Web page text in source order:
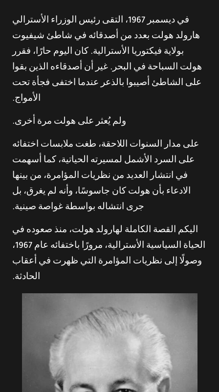
في ديسمبر 1967، التقى رئيس الوزراء الأسترالي
هارولد هولت بعدد من أصدقائه في شاطئ شيفيوت
بولاية فيكتوريا الأسترالية. كان اليوم حارًا، فقرر
هولت السباحة في البحر. غير أن أصدقاءه الذين بقوا
على الشاطئ أصيبوا بالذعر عندما اختفى فجأة تحت
الأمواج.
ولم يُعثر على هولت مرة أخرى.
على مدار السنوات اللاحقة، طغت ملابسات اختفائه
على السرد الأشمل لمسيرته الحياتية، كما أسهمت
في انتشار العديد من نظريات المؤامرة، من بينها
الادعاء بأن هولت كان جاسوسًا، وأنه لم يغرق، بل
جرى انتشاله بواسطة غواصة صينية.
اليكم القصة الكاملة لهارولد هولت، منذ صعوده في
الحياة السياسية الأسترالية، مرورًا باختفائه عام 1967،
وصولًا إلى نظريات المؤامرة التي ظهرت في أعقاب
الحادثة.